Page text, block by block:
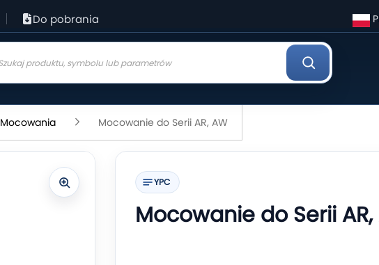
Do pobrania
Mocowania Mocowanie do Serii AR, AW
YPC
Mocowanie do Serii AR,